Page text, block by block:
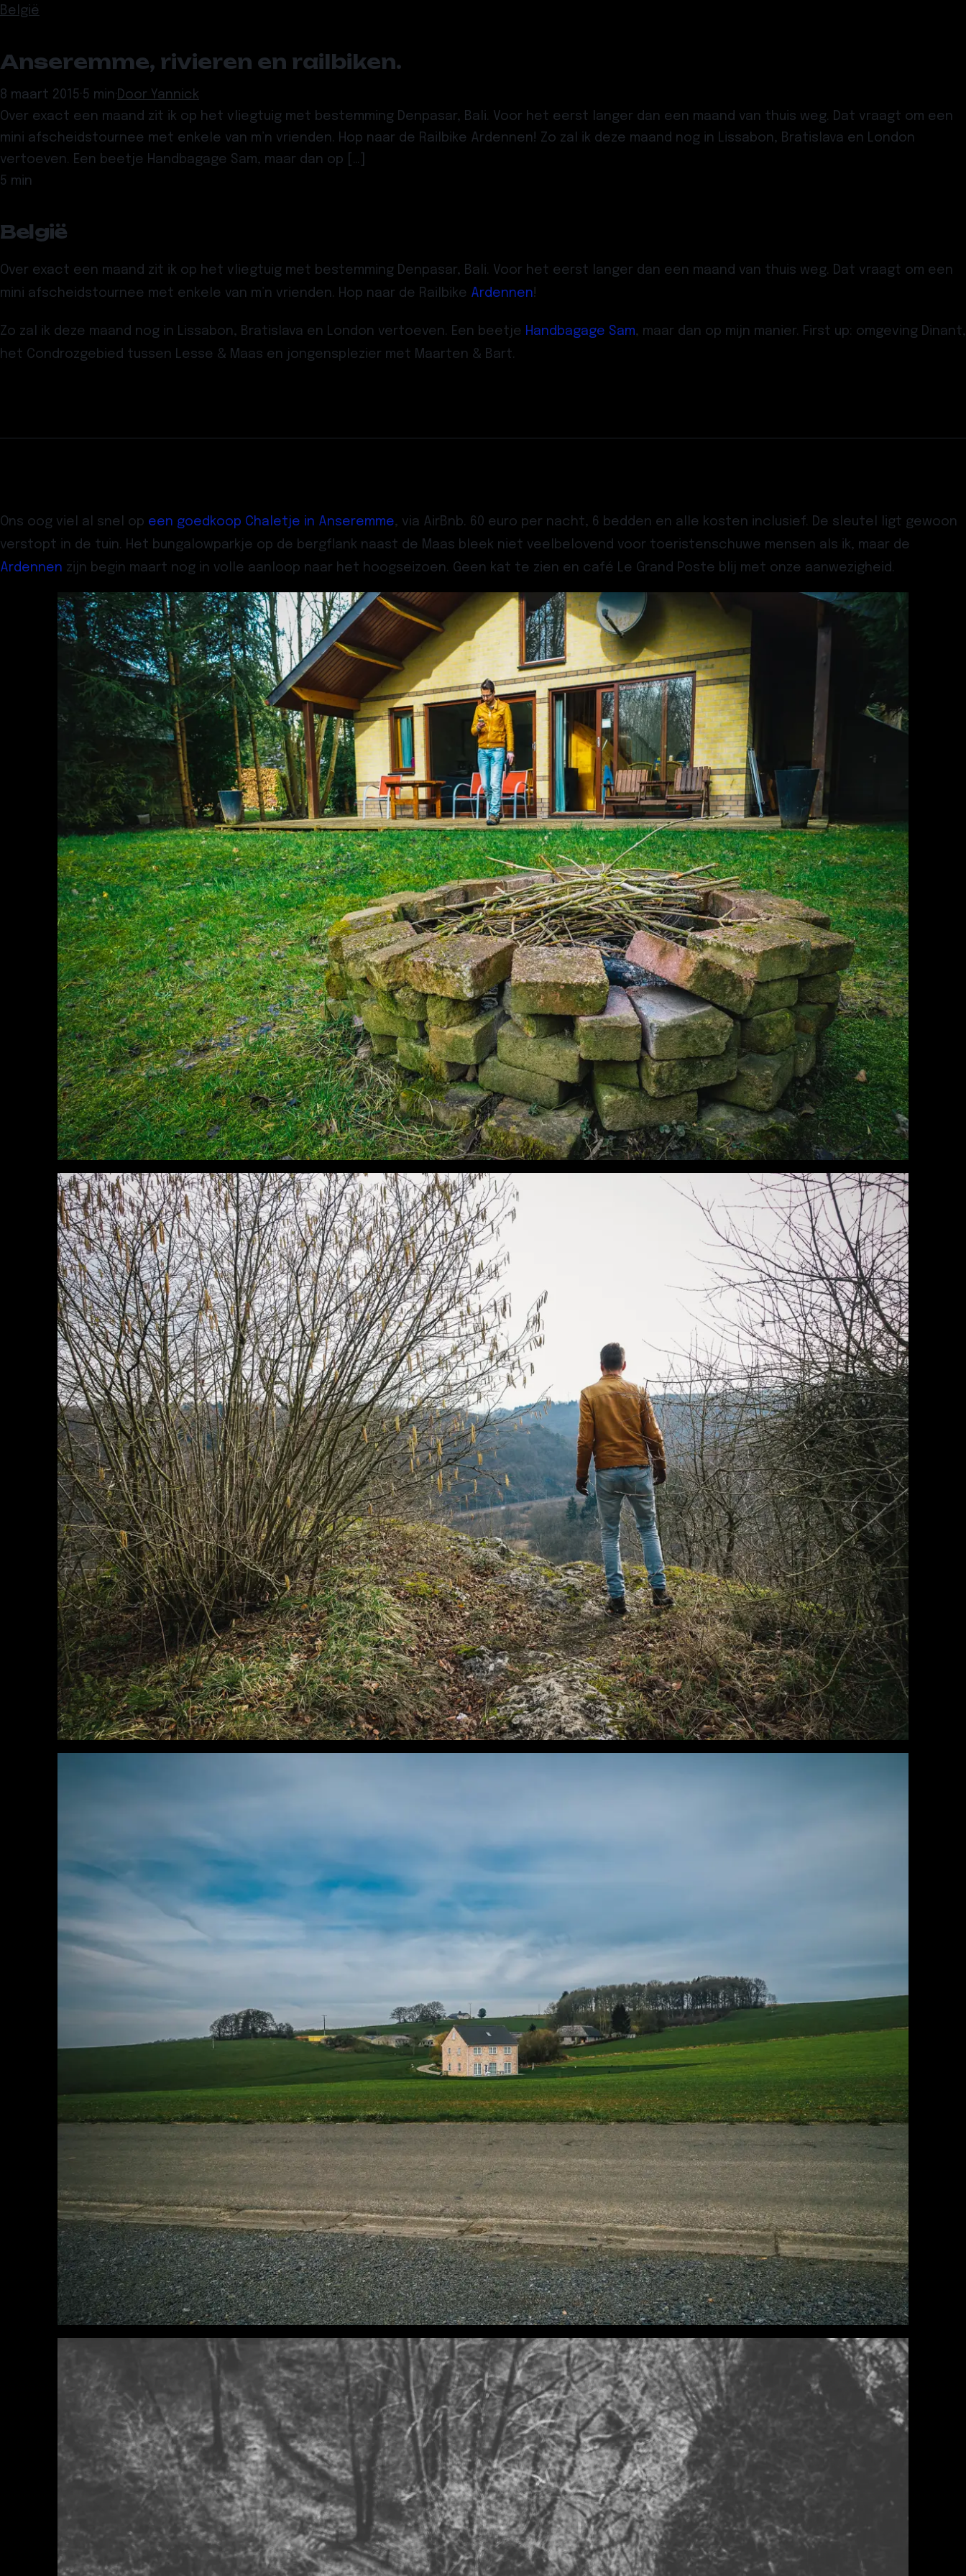
België
Anseremme, rivieren en railbiken.
8 maart 2015·5 min· Door Yannick
Over exact een maand zit ik op het vliegtuig met bestemming Denpasar, Bali. Voor het eerst langer dan een maand van thuis weg. Dat vraagt om een
mini afscheidstournee met enkele van m’n vrienden. Hop naar de Railbike Ardennen! Zo zal ik deze maand nog in Lissabon, Bratislava en London
vertoeven. Een beetje Handbagage Sam, maar dan op […]
5 min
België
Over exact een maand zit ik op het vliegtuig met bestemming Denpasar, Bali. Voor het eerst langer dan een maand van thuis weg. Dat vraagt om een
mini afscheidstournee met enkele van m’n vrienden. Hop naar de Railbike Ardennen!
Zo zal ik deze maand nog in Lissabon, Bratislava en London vertoeven. Een beetje Handbagage Sam, maar dan op mijn manier. First up: omgeving Dinant,
het Condrozgebied tussen Lesse & Maas en jongensplezier met Maarten & Bart.
Ons oog viel al snel op een goedkoop Chaletje in Anseremme, via AirBnb. 60 euro per nacht, 6 bedden en alle kosten inclusief. De sleutel ligt gewoon
verstopt in de tuin. Het bungalowparkje op de bergflank naast de Maas bleek niet veelbelovend voor toeristenschuwe mensen als ik, maar de
Ardennen zijn begin maart nog in volle aanloop naar het hoogseizoen. Geen kat te zien en café Le Grand Poste blij met onze aanwezigheid.